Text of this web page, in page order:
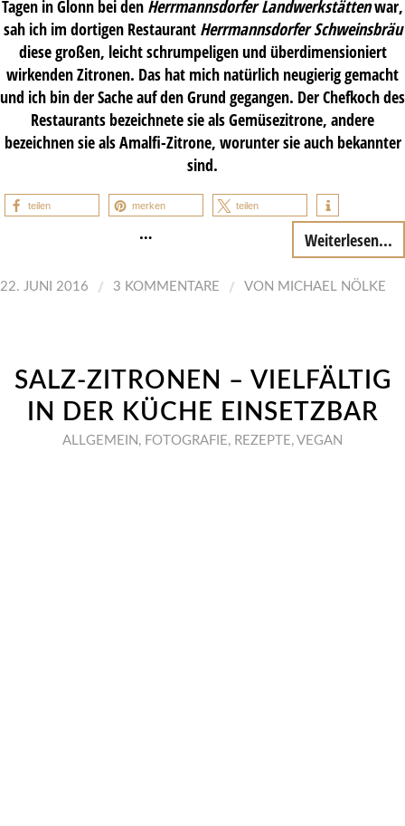
Tagen in Glonn bei den Herrmannsdorfer Landwerkstättenwar,
sah ich im dortigen Restaurant Herrmannsdorfer Schweinsbräu
diese großen, leicht schrumpeligen und überdimensioniert
wirkenden Zitronen. Das hat mich natürlich neugierig gemacht
und ich bin der Sache auf den Grund gegangen. Der Chefkoch des
Restaurants bezeichnete sie als Gemüsezitrone, andere
bezeichnen sie als Amalfi-Zitrone, worunter sie auch bekannter
sind.
teilen merken teilen
… Weiterlesen...
22. JUNI 2016 / 3 KOMMENTARE / VON MICHAEL NÖLKE
SALZ-ZITRONEN – VIELFÄLTIG
IN DER KÜCHE EINSETZBAR
ALLGEMEIN , FOTOGRAFIE, REZEPTE, VEGAN